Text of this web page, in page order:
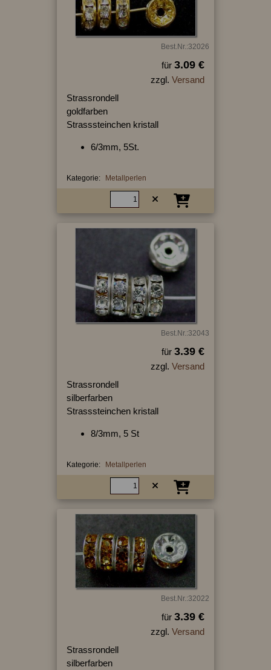
Best.Nr.:32026
für 3.09 €
zzgl. Versand
Strassrondell
goldfarben
Strasssteinchen kristall
6/3mm, 5St.
Kategorie: Metallperlen
Best.Nr.:32043
für 3.39 €
zzgl. Versand
Strassrondell
silberfarben
Strasssteinchen kristall
8/3mm, 5 St
Kategorie: Metallperlen
Best.Nr.:32022
für 3.39 €
zzgl. Versand
Strassrondell
silberfarben